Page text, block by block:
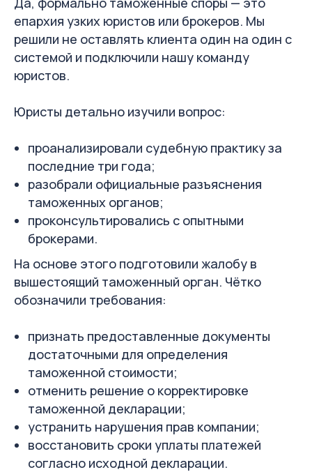
епархия узких юристов или брокеров. Мы
решили не оставлять клиента один на один с
системой и подключили нашу команду
юристов.
Юристы детально изучили вопрос:
проанализировали судебную практику за
последние три года;
разобрали официальные разъяснения
таможенных органов;
проконсультировались с опытными
брокерами.
На основе этого подготовили жалобу в
вышестоящий таможенный орган. Чётко
обозначили требования:
признать предоставленные документы
достаточными для определения
таможенной стоимости;
отменить решение о корректировке
таможенной декларации;
устранить нарушения прав компании;
восстановить сроки уплаты платежей
согласно исходной декларации.